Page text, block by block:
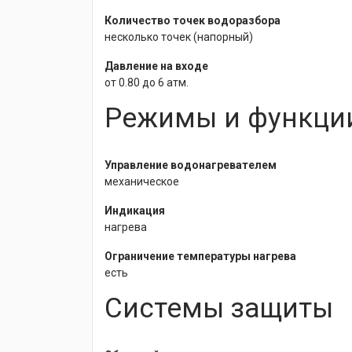
Количество точек водоразбора
несколько точек (напорный)
Давление на входе
от 0.80 до 6 атм.
Режимы и
Управление водонагревателем
механическое
Индикация
нагрева
Ограничение температуры нагрева
есть
Системы защиты